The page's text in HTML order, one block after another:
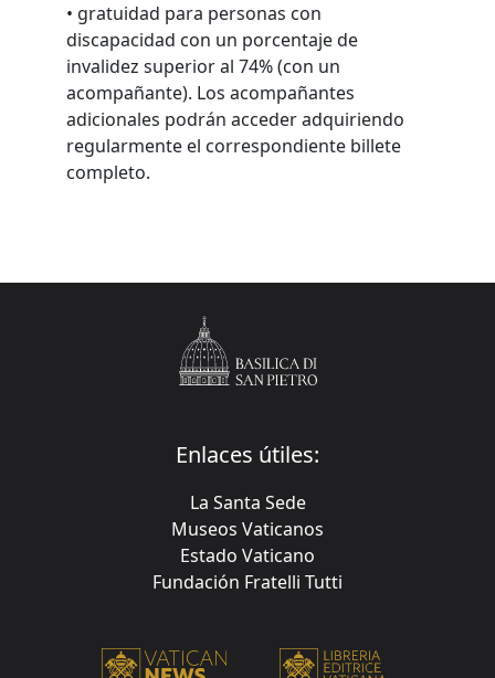
• gratuidad para personas con
discapacidad con un porcentaje de
invalidez superior al 74% (con un
acompañante). Los acompañantes
adicionales podrán acceder adquiriendo
regularmente el correspondiente billete
completo.
Enlaces útiles:
La Santa Sede
Museos Vaticanos
Estado Vaticano
Fundación Fratelli Tutti